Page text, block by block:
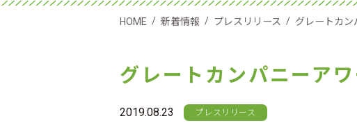
HOME / 新着情報 / プレスリリース / グレートカン
グレートカンパニーア
2019.08.23 プレスリリース